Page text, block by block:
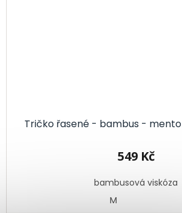
Tričko řasené - bambus -
549 Kč
bambusová viskóza
M